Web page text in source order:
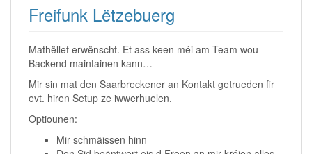
Freifunk Lëtzebuerg
Mathëllef erwënscht. Et ass keen méi am Team wou
Backend maintainen kann…
Mir sin mat den Saarbreckener an Kontakt getrueden fir
evt. hiren Setup ze iwwerhuelen.
Optiounen:
Mir schmäissen hinn